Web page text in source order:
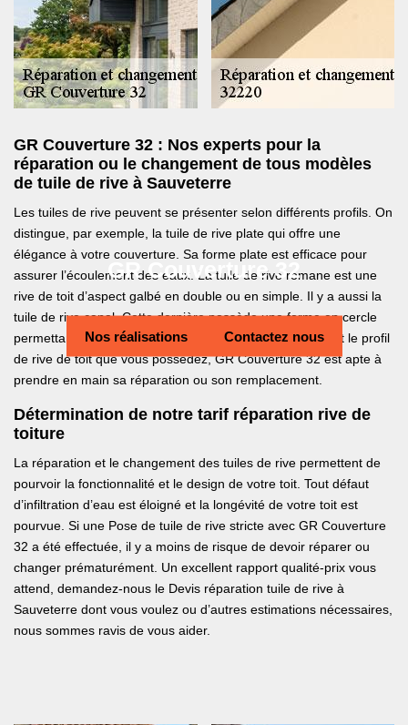
GR Couverture 32
Nos réalisations Contactez nous
GR Couverture 32 : Nos experts pour la
réparation ou le changement de tous modèles
de tuile de rive à Sauveterre
Les tuiles de rive peuvent se présenter selon différents profils. On
distingue, par exemple, la tuile de rive plate qui offre une
élégance à votre couverture. Sa forme plate est efficace pour
assurer l’écoulement des eaux. La tuile de rive romane est une
rive de toit d’aspect galbé en double ou en simple. Il y a aussi la
tuile de rive canal. Cette dernière possède une forme en cercle
permettant de recouvrir entièrement la rive. Quel que soit le profil
de rive de toit que vous possédez, GR Couverture 32 est apte à
prendre en main sa réparation ou son remplacement.
Détermination de notre tarif réparation rive de
toiture
La réparation et le changement des tuiles de rive permettent de
pourvoir la fonctionnalité et le design de votre toit. Tout défaut
d’infiltration d’eau est éloigné et la longévité de votre toit est
pourvue. Si une Pose de tuile de rive stricte avec GR Couverture
32 a été effectuée, il y a moins de risque de devoir réparer ou
changer prématurément. Un excellent rapport qualité-prix vous
attend, demandez-nous le Devis réparation tuile de rive à
Sauveterre dont vous voulez ou d’autres estimations nécessaires,
nous sommes ravis de vous aider.